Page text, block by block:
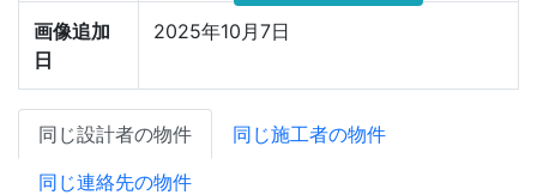
画像追加
日
2025年10月7日
同じ設計者の物件
同じ施工者の物件
同じ連絡先の物件